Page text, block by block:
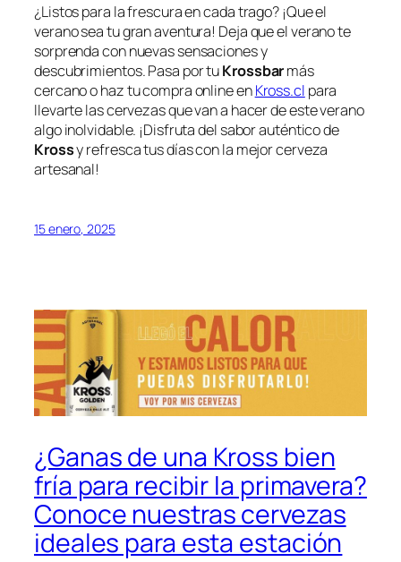
¿Listos para la frescura en cada trago? ¡Que el
verano sea tu gran aventura! Deja que el verano te
sorprenda con nuevas sensaciones y
descubrimientos. Pasa por tuKrossbarmás
cercano o haz tu compra online enKross.cl para
llevarte las cervezas que van a hacer de este verano
algo inolvidable. ¡Disfruta del sabor auténtico de
Krossy refresca tus días con la mejor cerveza
artesanal!
15 enero, 2025
¿Ganas de una Kross bien
fría para recibir la primavera?
Conoce nuestras cervezas
ideales para esta estación